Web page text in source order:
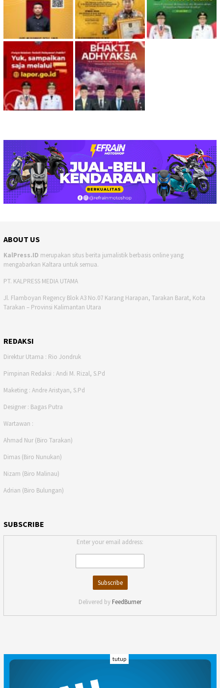
ABOUT US
KalPress.ID merupakan situs berita jurnalistik berbasis online yang
mengabarkan Kaltara untuk semua.
PT. KALPRESS MEDIA UTAMA
Jl. Flamboyan Regency Blok A3 No.07 Karang Harapan, Tarakan Barat, Kota
Tarakan – Provinsi Kalimantan Utara
REDAKSI
Direktur Utama : Rio Jondruk
Pimpinan Redaksi : Andi M. Rizal, S.Pd
Maketing : Andre Aristyan, S.Pd
Designer : Bagas Putra
Wartawan :
Ahmad Nur (Biro Tarakan)
Dimas (Biro Nunukan)
Nizam (Biro Malinau)
Adrian (Biro Bulungan)
SUBSCRIBE
Enter your email address:
Delivered by FeedBurner
INDEKS
tutup